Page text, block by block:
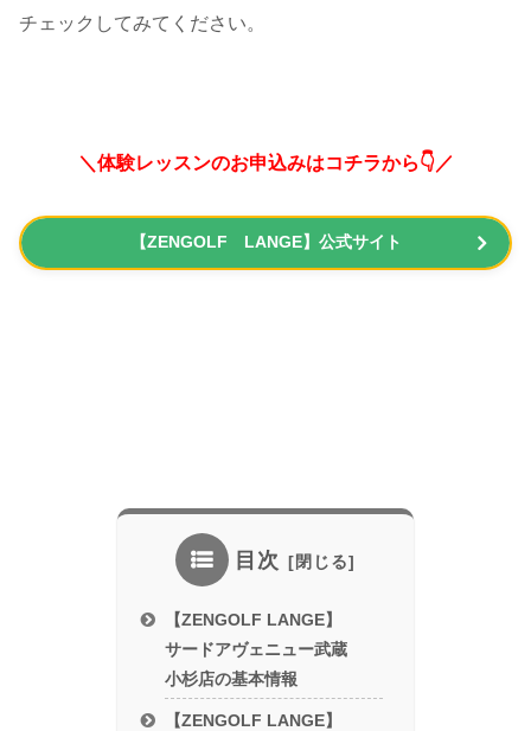
チェックしてみてください。
＼体験レッスンのお申込みはコチラから👇／
【ZENGOLF LANGE】公式サイト
目次
【ZENGOLF LANGE】
サードアヴェニュー武蔵
小杉店の基本情報
【ZENGOLF LANGE】